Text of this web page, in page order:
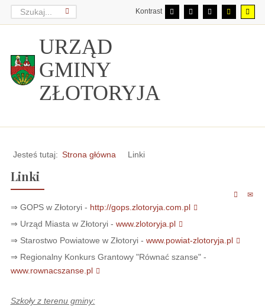
Kontrast
URZĄD
GMINY
ZŁOTORYJA
Jesteś tutaj: Strona główna Linki
Linki
⇒ GOPS w Złotoryi - http://gops.zlotoryja.com.pl
⇒ Urząd Miasta w Złotoryi - www.zlotoryja.pl
⇒ Starostwo Powiatowe w Złotoryi - www.powiat-zlotoryja.pl
⇒ Regionalny Konkurs Grantowy "Równać szanse" -
www.rownacszanse.pl
Szkoły z terenu gminy: